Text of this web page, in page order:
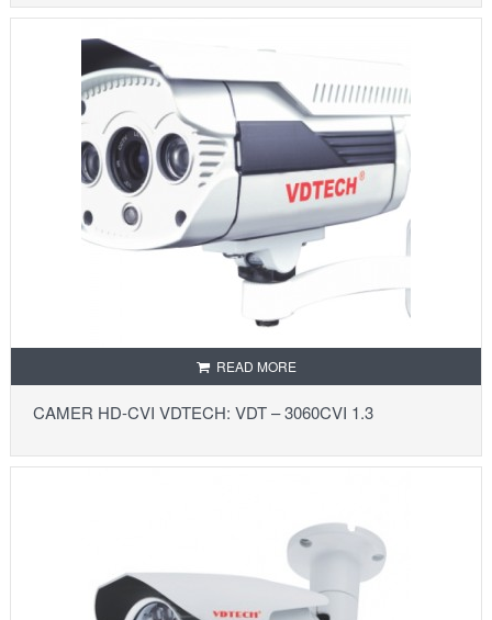
READ MORE
CAMER HD-CVI VDTECH: VDT – 3060CVI 1.3